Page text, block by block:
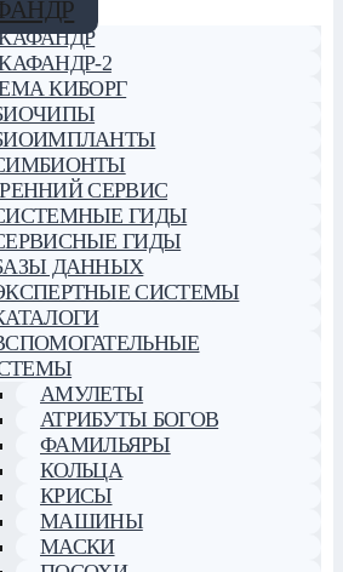
2
КИБОРГ
СЕРВИС
ГИДЫ
ГИДЫ
ДАННЫХ
СИСТЕМЫ
АМУЛЕТЫ
АТРИБУТЫ БОГОВ
ФАМИЛЬЯРЫ
КОЛЬЦА
КРИСЫ
МАШИНЫ
МАСКИ